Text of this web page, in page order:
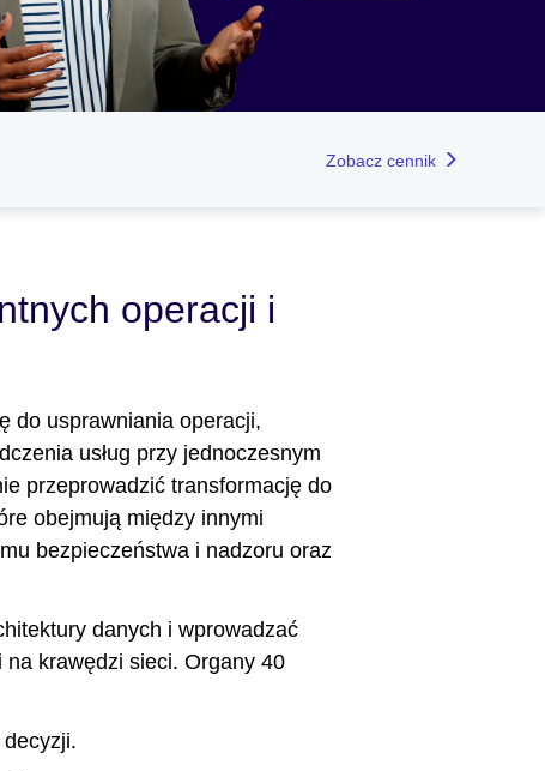
Zobacz cennik
operacji i
do usprawniania operacji,
usług przy jednoczesnym
przeprowadzić transformację do
obejmują między innymi
bezpieczeństwa i nadzoru oraz
danych i wprowadzać
krawędzi sieci. Organy 40